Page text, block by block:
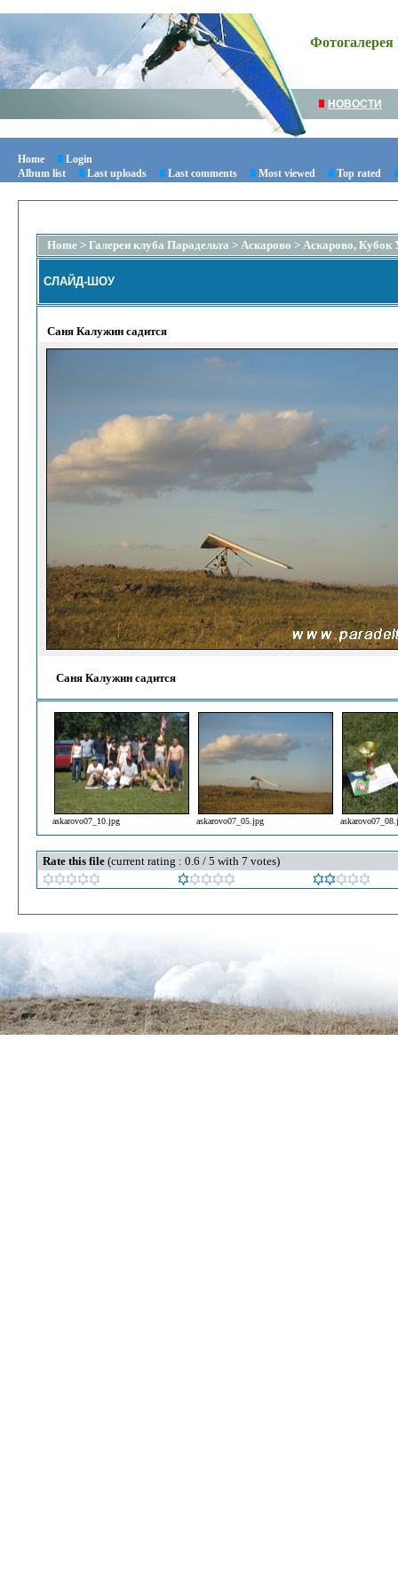
Фотогалерея
НОВОСТИ
Home
Login
Album list
Last uploads Last comments Most viewed Top rated
Home > Галереи клуба Парадельта > Аскарово > Аскарово, Кубок
СЛАЙД-ШОУ
Саня Калужин садится
Саня Калужин садится
askarovo07_10.jpg askarovo07_05.jpg
Rate this file (current rating : 0.6 / 5 with 7 votes)